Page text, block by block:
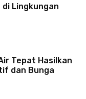
Lingkungan
Tepat Hasilkan
dan Bunga